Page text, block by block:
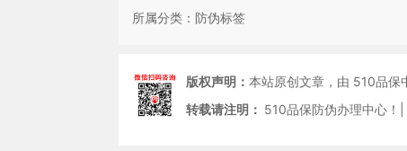
所属分类： 防伪标签
版权声明： 本站原创文章，由 510品保
转载请注明： 510品保防伪办理中心！